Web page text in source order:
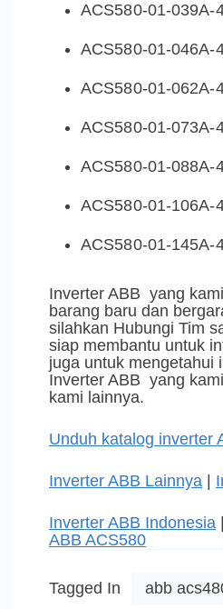
ACS580-01-039A-
ACS580-01-046A-
ACS580-01-062A-
ACS580-01-073A-
ACS580-01-088A-
ACS580-01-106A-
ACS580-01-145A-
Inverter ABB yang
barang baru dan
silahkan Hubungi Tim
siap membantu untuk
juga untuk mengetahui
Inverter ABB yang
kami lainnya.
Unduh katalog inverter
Inverter ABB Lainnya
Inverter ABB Indonesia
ABB ACS580
Tagged In abb